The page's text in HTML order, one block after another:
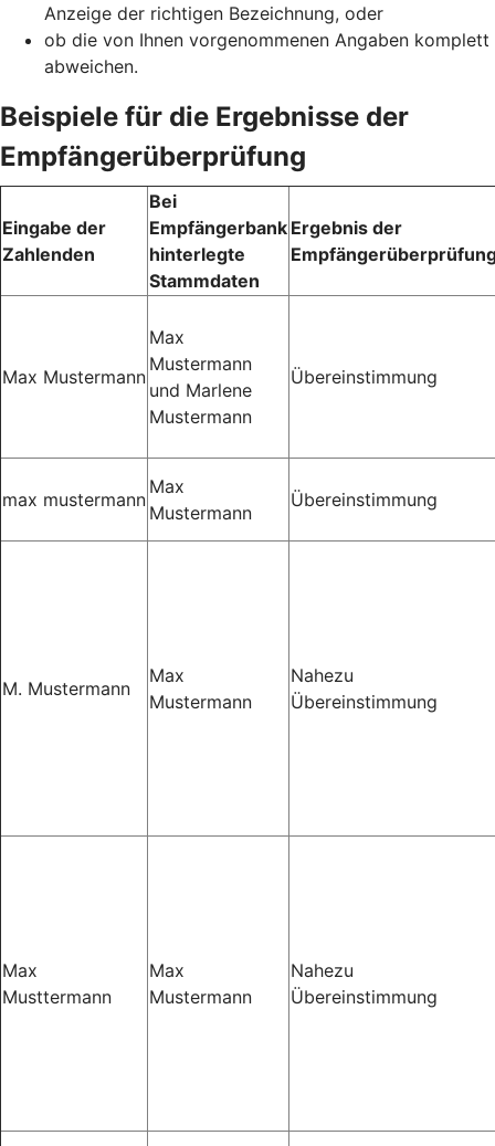
Anzeige der richtigen Bezeichnung, oder
ob die von Ihnen vorgenommenen Angaben komplett
abweichen.
Beispiele für die Ergebnisse der
Empfängerüberprüfung
Eingabe der
Zahlenden
Bei
Empfängerbank
hinterlegte
Stammdaten
Ergebnis der
Max Mustermann
Max
Mustermann
und Marlene
Mustermann
Übereinstimmung
max mustermann
Max
Mustermann
Übereinstimmung
M. Mustermann
Max
Mustermann
Nahezu
Übereinstimmung
Max
Musttermann
Max
Mustermann
Nahezu
Übereinstimmung